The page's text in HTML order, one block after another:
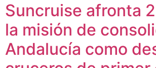
Suncruise afronta
la misión de
Andalucía como